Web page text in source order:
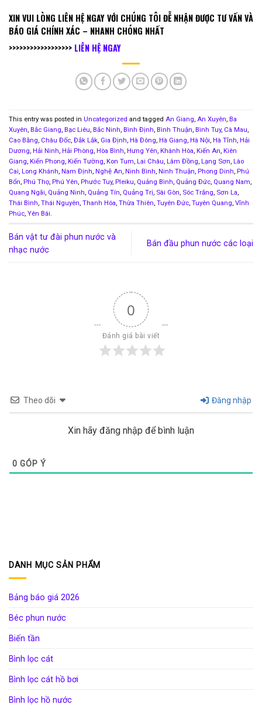
XIN VUI LÒNG LIÊN HỆ NGAY VỚI CHÚNG TÔI ĐỄ NHẬN ĐƯỢC TƯ VẤN VÀ
BÁO GIÁ CHÍNH XÁC – NHANH CHÓNG NHẤT
>>>>>>>>>>>>>>>>>> LIÊN HỆ NGAY
This entry was posted in Uncategorized and tagged An Giang An Xuyên Ba
Xuyên Bắc Giang Bạc Liêu Bắc Ninh Bình Định Bình Thuận Bình Tuy, Cà Mau
Cao Bằng Châu Đốc Đắk Lắk Gia Định Hà Đông Hà Giang Hà Nội Hà Tĩnh Hải
Dương Hải Ninh Hải Phòng Hòa Bình Hưng Yên Khánh Hòa Kiến An Kiên
Giang Kiến Phong Kiến Tường Kon Tum Lai Châu Lâm Đồng Lạng Sơn Lào
Cai, Long Khánh, Nam Định, Nghệ An, Ninh Bình, Ninh Thuận, Phong Dinh, Phú
Bổn, Phú Thọ, Phú Yên, Phước Tuy, Pleiku, Quảng Bình, Quảng Đức, Quang Nam,
Quang Ngãi, Quảng Ninh, Quảng Tín, Quảng Trị, Sài Gòn, Sóc Trăng, Sơn La,
Thái Bình, Thái Nguyên, Thanh Hóa, Thừa Thiên, Tuyên Đức, Tuyên Quang, Vĩnh
Phúc, Yên Bái.
Bán vật tư đài phun nước và
nhạc nước
Bán đầu phun nước các loại
0
Đánh giá bài viết
Theo dõi Đăng nhập
Xin hãy đăng nhập để bình luận
0 GÓP Ý
DANH MỤC SẢN PHẨM
Bảng báo giá 2026
Béc phun nước
Biến tần
Bình lọc cát
Bình lọc cát hồ bơi
Bình lọc hồ nước